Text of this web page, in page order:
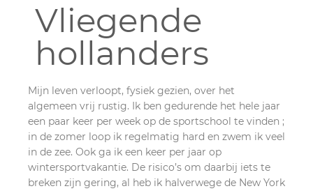
Vliegende
hollanders
Mijn leven verloopt, fysiek gezien, over het
algemeen vrij rustig. Ik ben gedurende het hele jaar
een paar keer per week op de sportschool te vinden ;
in de zomer loop ik regelmatig hard en zwem ik veel
in de zee. Ook ga ik een keer per jaar op
wintersportvakantie. De risico’s om daarbij iets te
breken zijn gering, al heb ik halverwege de New York